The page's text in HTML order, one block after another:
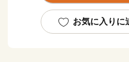
また、紙・パルプ製品分野におけ
お気に入りに